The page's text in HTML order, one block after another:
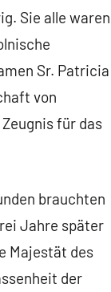
Sie alle waren
Sr. Patricia
von
für das
brauchten
Jahre später
Majestät des
der